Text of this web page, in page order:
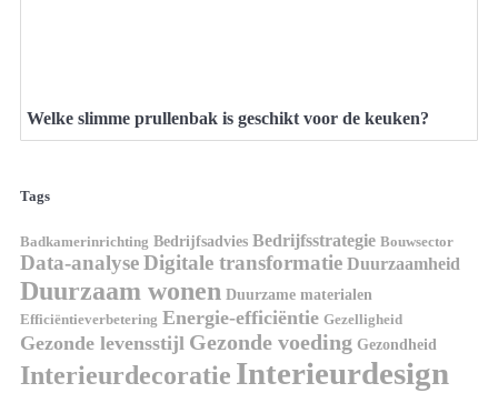
Welke slimme prullenbak is geschikt voor de keuken?
Tags
Badkamerinrichting Bedrijfsadvies Bedrijfsstrategie Bouwsector
Data-analyseDigitale transformatie Duurzaamheid
Duurzaam wonen Duurzame materialen
Efficiëntieverbetering Energie-efficiëntie Gezelligheid
Gezonde levensstijl Gezonde voeding Gezondheid
Interieurdecoratie Interieurdesign